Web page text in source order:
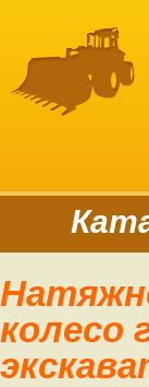
Натяжное ведущее ( направляющее )
колесо